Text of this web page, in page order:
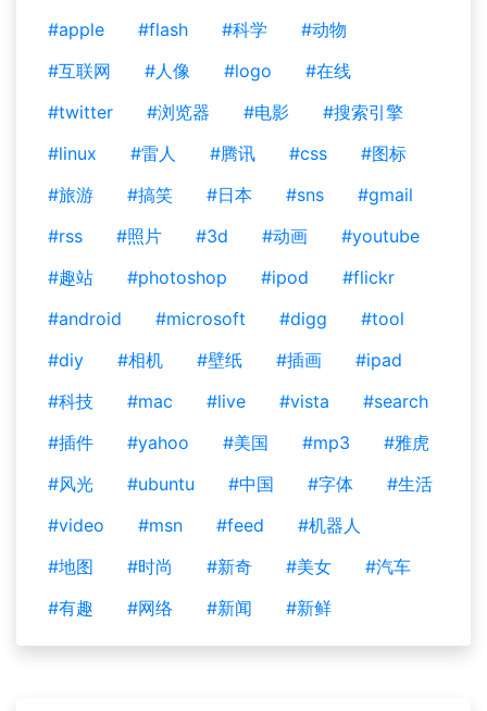
#apple
#flash #科学
#动物
#互联网
#人像 #logo
#在线
#twitter
#浏览器 #电影
#搜索引擎
#linux
#雷人 #腾讯 #css
#图标
#旅游
#搞笑 #日本 #sns
#gmail
#rss
#照片 #3d #动画
#youtube
#趣站
#photoshop #ipod
#flickr
#android
#microsoft #digg
#tool
#diy
#相机 #壁纸 #插画
#ipad
#科技
#mac #live #vista
#search
#插件
#yahoo #美国 #mp3
#雅虎
#风光
#ubuntu #中国 #字体
#生活
#video
#msn #feed
#机器人
#地图
#时尚 #新奇 #美女
#汽车
#有趣
#网络 #新闻 #新鲜